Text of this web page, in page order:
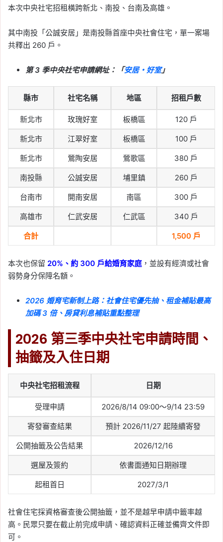
本次中央社宅招租橫跨新北、南投、台南及高雄。
其中南投「公誠安居」是南投縣首座中央社會住宅，單一案場
共釋出 260 戶。
第 3 季中央社宅申請網址：「安居・好室」
縣市 社宅名稱 地區 招租戶數
新北市 玫瑰好室 板橋區 120 戶
新北市 江翠好室 板橋區 100 戶
新北市 鶯陶安居 鶯歌區 380 戶
南投縣 公誠安居 埔里鎮 260 戶
台南市 開南安居 南區 300 戶
高雄市 仁武安居 仁武區 340 戶
合計 1,500 戶
本次也保留 20%、約 300 戶給婚育家庭 ，並設有經濟或社會
弱勢身分保障名額。
2026 婚育宅新制上路：社會住宅優先抽、租金補貼最高
加碼 3 倍、房貸利息補貼重點整理
2026 第三季中央社宅申請時間、
抽籤及入住日期
中央社宅招租流程 日期
受理申請 2026/8/14 09:00～9/14 23:59
寄發審查結果 預計 2026/11/27 起陸續寄發
公開抽籤及公告結果 2026/12/16
選屋及簽約 依書面通知日期辦理
起租首日 2027/3/1
社會住宅採資格審查後公開抽籤，並不是越早申請中籤率越
高。民眾只要在截止前完成申請、確認資料正確並備齊文件即
可。